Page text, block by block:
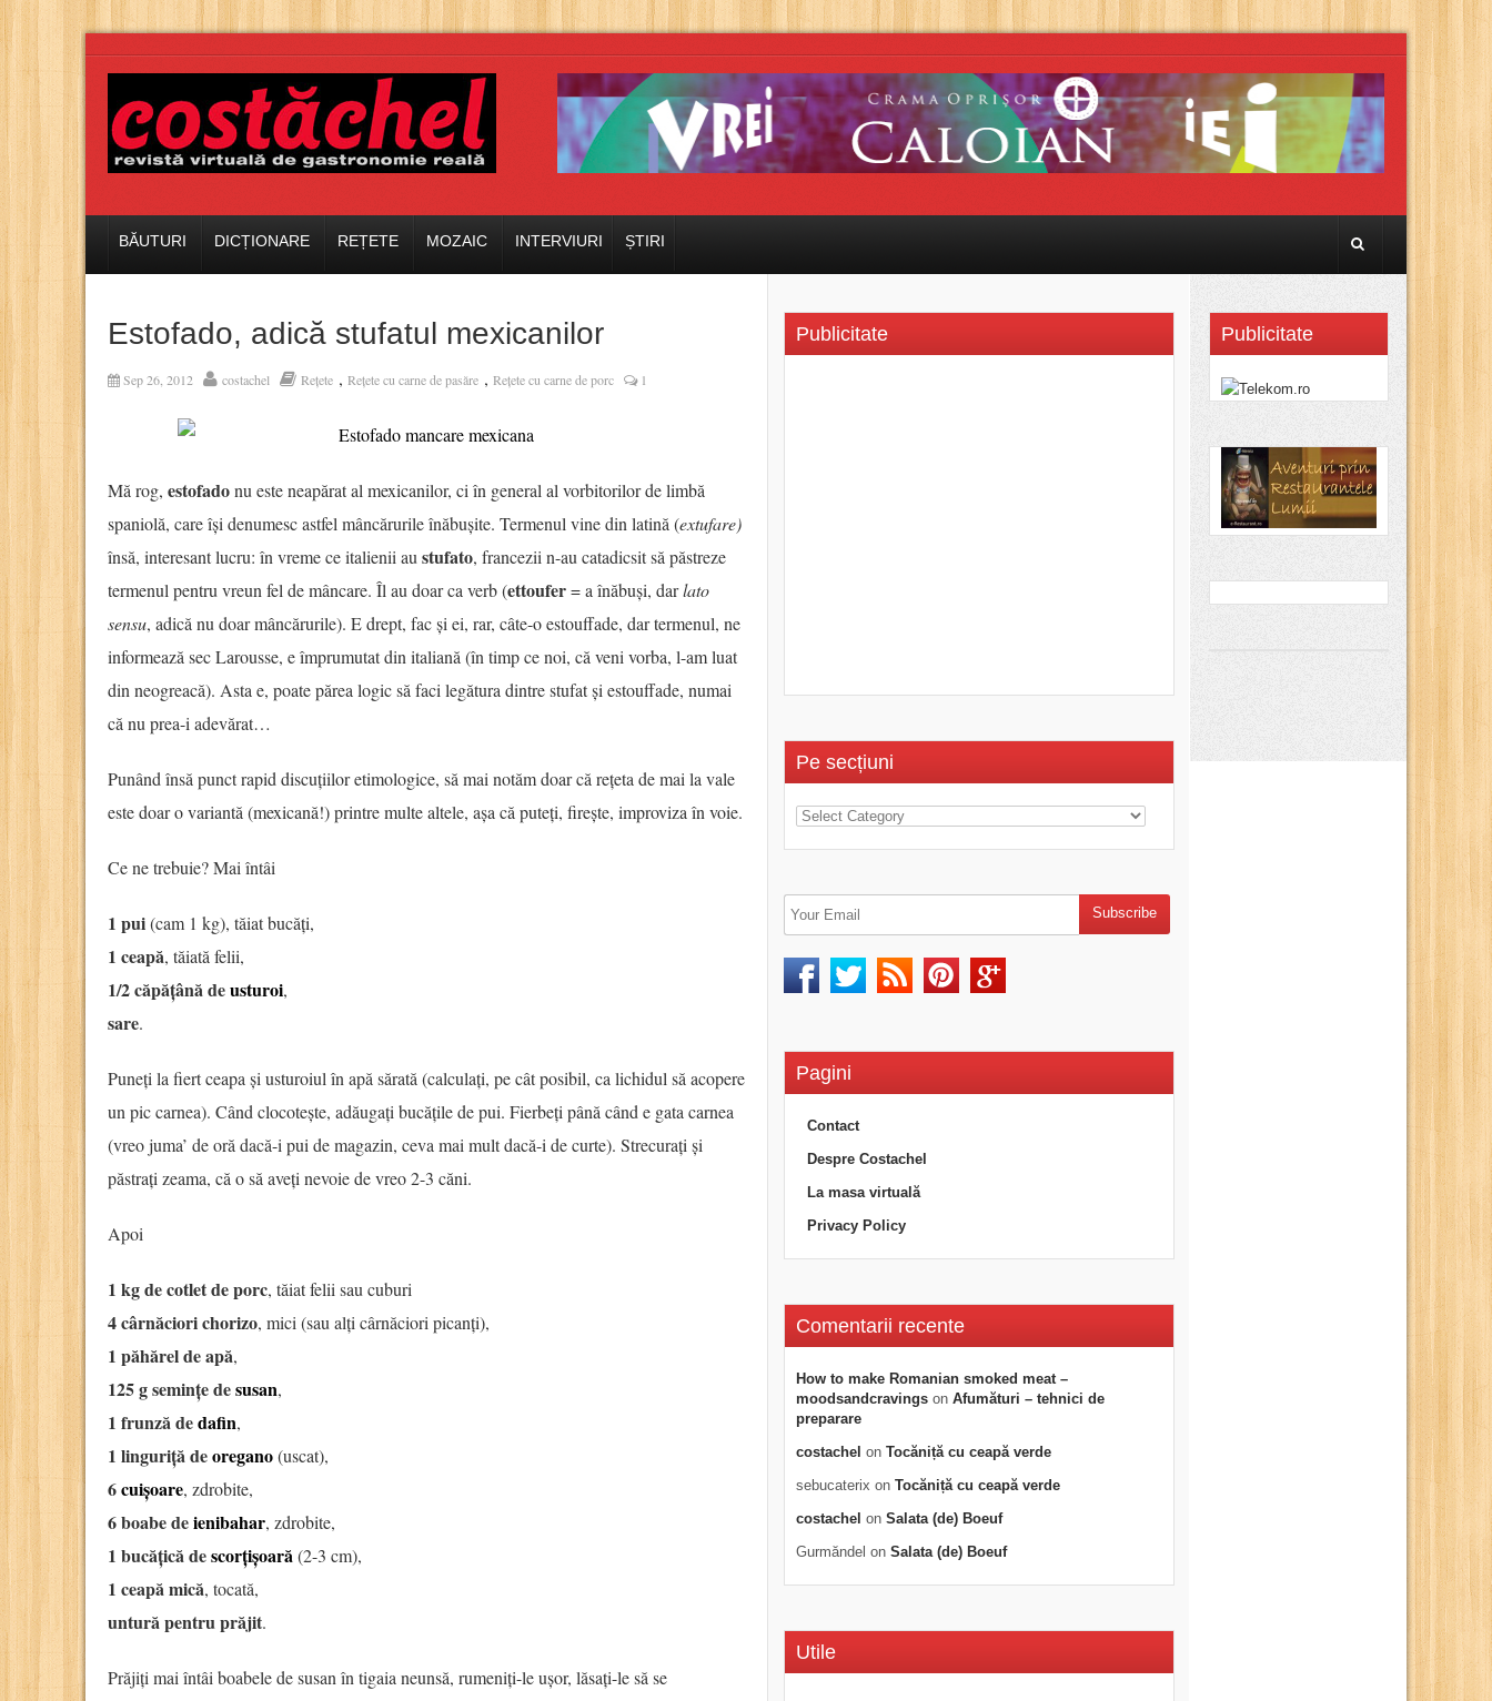
BĂUTURI DICȚIONARE REȚETE MOZAIC INTERVIURI ȘTIRI
Estofado, adică stufatul mexicanilor
Sep 26, 2012 costachel Rețete , Rețete cu carne de pasăre , Rețete cu carne de porc 1
Mă rog, estofadonu este neapărat al mexicanilor, ci în general al vorbitorilor de limbă
spaniolă, care își denumesc astfel mâncărurile înăbușite. Termenul vine din latină (extufare)
însă, interesant lucru: în vreme ce italienii au stufato, francezii n-au catadicsit să păstreze
termenul pentru vreun fel de mâncare. Îl au doar ca verb (ettoufer= a înăbuși, darlato
sensu, adică nu doar mâncărurile). E drept, fac și ei, rar, câte-oestouffade, dar termenul, ne
informează secLarousse, e împrumutat din italiană (în timp ce noi, că veni vorba, l-am luat
din neogreacă). Asta e, poate părea logic să faci legătura dintrestufatși estouffade, numai
că nu prea-i adevărat…
Punând însă punct rapid discuțiilor etimologice, să mai notăm doar că rețeta de mai la vale
este doar o variantă (mexicană!) printre multe altele, așa că puteți, firește, improviza în voie.
Ce ne trebuie? Mai întâi
1 pui(cam 1 kg), tăiat bucăți,
1 ceapă, tăiată felii,
1/2 căpățână deusturoi,
sare.
Puneți la fiert ceapa și usturoiul în apă sărată (calculați, pe cât posibil, ca lichidul să acopere
un pic carnea). Când clocotește, adăugați bucățile de pui. Fierbeți până când e gata carnea
(vreo juma’ de oră dacă-i pui de magazin, ceva mai mult dacă-i de curte). Strecurați și
păstrați zeama, că o să aveți nevoie de vreo 2-3 căni.
Apoi
1 kg de cotlet de porc, tăiat felii sau cuburi
4 cârnăciori chorizo, mici (sau alți cârnăciori picanți),
1 păhărel de apă,
125 g semințe desusan,
1 frunză dedafin,
1 linguriță deoregano(uscat),
6cuișoare, zdrobite,
6 boabe deienibahar, zdrobite,
1 bucățică descorțișoară(2-3 cm),
1 ceapă mică, tocată,
untură pentru prăjit.
Prăjiți mai întâi boabele de susan în tigaia neunsă, rumeniți-le ușor, lăsați-le să se
Publicitate
Pe secțiuni
Pagini
Contact
Despre Costachel
La masa virtuală
Privacy Policy
Comentarii recente
How to make Romanian smoked meat –
moodsandcravings on Afumături – tehnici de
preparare
costachel on Tocăniță cu ceapă verde
sebucaterix on Tocăniță cu ceapă verde
costachel on Salata (de) Boeuf
Gurmăndel on Salata (de) Boeuf
Utile
Publicitate